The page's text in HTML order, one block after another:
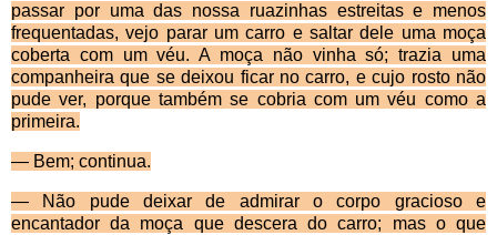
passar por uma das nossa ruazinhas estreitas e menos
frequentadas, vejo parar um carro e saltar dele uma moça
coberta com um véu. A moça não vinha só; trazia uma
companheira que se deixou ficar no carro, e cujo rosto não
pude ver, porque também se cobria com um véu como a
primeira.
— Bem; continua.
— Não pude deixar de admirar o corpo gracioso e
encantador da moça que descera do carro; mas o que